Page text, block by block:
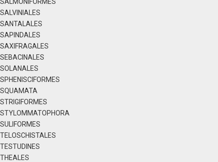
SALVINIALES
SANTALALES
SAPINDALES
SAXIFRAGALES
SEBACINALES
SOLANALES
SPHENISCIFORMES
SQUAMATA
STRIGIFORMES
STYLOMMATOPHORA
SULIFORMES
TELOSCHISTALES
TESTUDINES
THEALES